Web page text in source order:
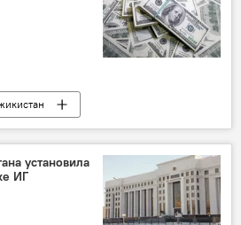
Новости Душанбе
установила
ИГ